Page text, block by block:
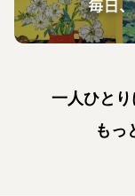
一人ひと
もっ